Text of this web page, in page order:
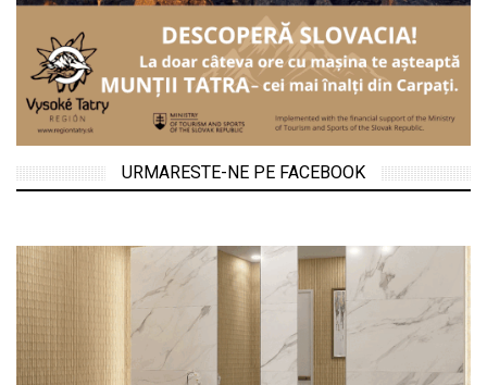
URMARESTE-NE PE FACEBOOK